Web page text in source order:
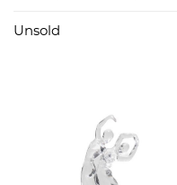
Diseño orgánico
Unsold